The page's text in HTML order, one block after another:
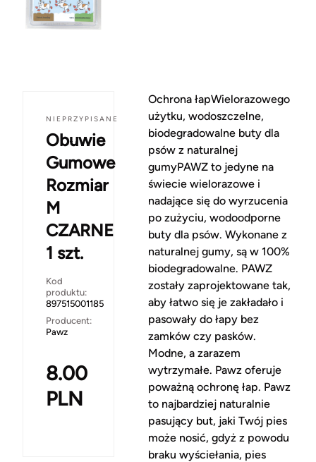
NIEPRZYPISANE
Obuwie
Gumowe
Rozmiar
M
CZARNE
1 szt.
Kod
produktu:
897515001185
Producent:
Pawz
8.00
PLN
Ochrona łapWielorazowego
użytku, wodoszczelne,
biodegradowalne buty dla
psów z naturalnej
gumyPAWZ to jedyne na
świecie wielorazowe i
nadające się do wyrzucenia
po zużyciu, wodoodporne
buty dla psów. Wykonane z
naturalnej gumy, są w 100%
biodegradowalne. PAWZ
zostały zaprojektowane tak,
aby łatwo się je zakładało i
pasowały do łapy bez
zamków czy pasków.
Modne, a zarazem
wytrzymałe. Pawz oferuje
poważną ochronę łap. Pawz
to najbardziej naturalnie
pasujący but, jaki Twój pies
może nosić, gdyż z powodu
braku wyściełania, pies